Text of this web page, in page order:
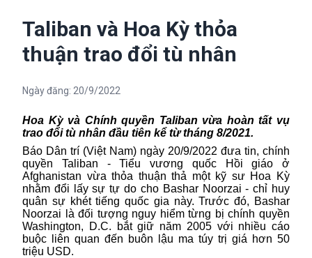
Taliban và Hoa Kỳ thỏa
thuận trao đổi tù nhân
Ngày đăng: 20/9/2022
Hoa Kỳ và Chính quyền Taliban vừa hoàn tất vụ
trao đổi tù nhân đầu tiên kể từ tháng 8/2021.
Báo Dân trí (Việt Nam) ngày 20/9/2022 đưa tin, chính
quyền Taliban - Tiểu vương quốc Hồi giáo ở
Afghanistan vừa thỏa thuận thả một kỹ sư Hoa Kỳ
nhằm đổi lấy sự tự do cho Bashar Noorzai - chỉ huy
quân sự khét tiếng quốc gia này. Trước đó, Bashar
Noorzai là đối tượng nguy hiểm từng bị chính quyền
Washington, D.C. bắt giữ năm 2005 với nhiều cáo
buộc liên quan đến buôn lậu ma túy trị giá hơn 50
triệu USD.